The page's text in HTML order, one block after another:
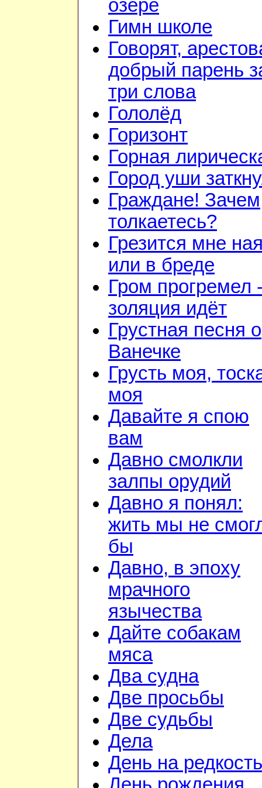
озере
Гимн школе
Говорят,
добрый парень
три слова
Гололёд
Горизонт
Горная
Город уши
Граждане! Зачем
толкаетесь?
Грезится мне
или в бреде
Гром прогремел
золяция идёт
Грустная песня о
Ванечке
Грусть моя,
моя
Давайте я спою
вам
Давно смолкли
залпы орудий
Давно я понял:
жить мы не
бы
Давно, в эпоху
мрачного
язычества
Дайте собакам
мяса
Два судна
Две просьбы
Две судьбы
Дела
День на редкость